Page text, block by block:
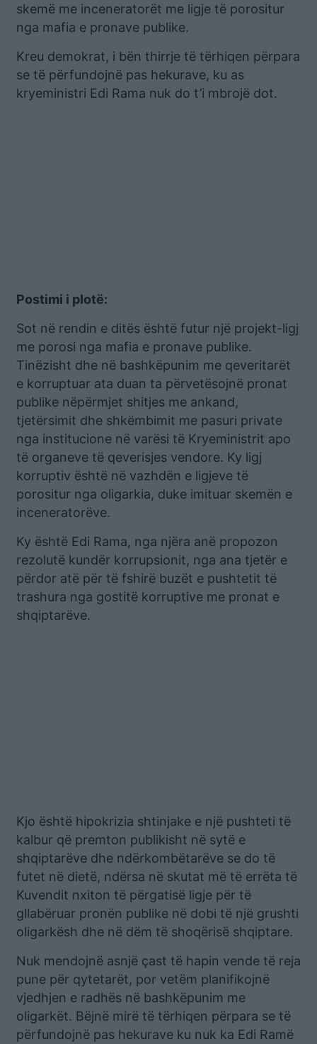
skemë me inceneratorët me ligje të porositur
nga mafia e pronave publike.
Kreu demokrat, i bën thirrje të tërhiqen përpara
se të përfundojnë pas hekurave, ku as
kryeministri Edi Rama nuk do t’i mbrojë dot.
Postimi i plotë:
Sot në rendin e ditës është futur një projekt-ligj
me porosi nga mafia e pronave publike.
Tinëzisht dhe në bashkëpunim me qeveritarët
e korruptuar ata duan ta përvetësojnë pronat
publike nëpërmjet shitjes me ankand,
tjetërsimit dhe shkëmbimit me pasuri private
nga institucione në varësi të Kryeministrit apo
të organeve të qeverisjes vendore. Ky ligj
korruptiv është në vazhdën e ligjeve të
porositur nga oligarkia, duke imituar skemën e
inceneratorëve.
Ky është Edi Rama, nga njëra anë propozon
rezolutë kundër korrupsionit, nga ana tjetër e
përdor atë për të fshirë buzët e pushtetit të
trashura nga gostitë korruptive me pronat e
shqiptarëve.
Kjo është hipokrizia shtinjake e një pushteti të
kalbur që premton publikisht në sytë e
shqiptarëve dhe ndërkombëtarëve se do të
futet në dietë, ndërsa në skutat më të errëta të
Kuvendit nxiton të përgatisë ligje për të
gllabëruar pronën publike në dobi të një grushti
oligarkësh dhe në dëm të shoqërisë shqiptare.
Nuk mendojnë asnjë çast të hapin vende të reja
pune për qytetarët, por vetëm planifikojnë
vjedhjen e radhës në bashkëpunim me
oligarkët. Bëjnë mirë të tërhiqen përpara se të
përfundojnë pas hekurave ku nuk ka Edi Ramë